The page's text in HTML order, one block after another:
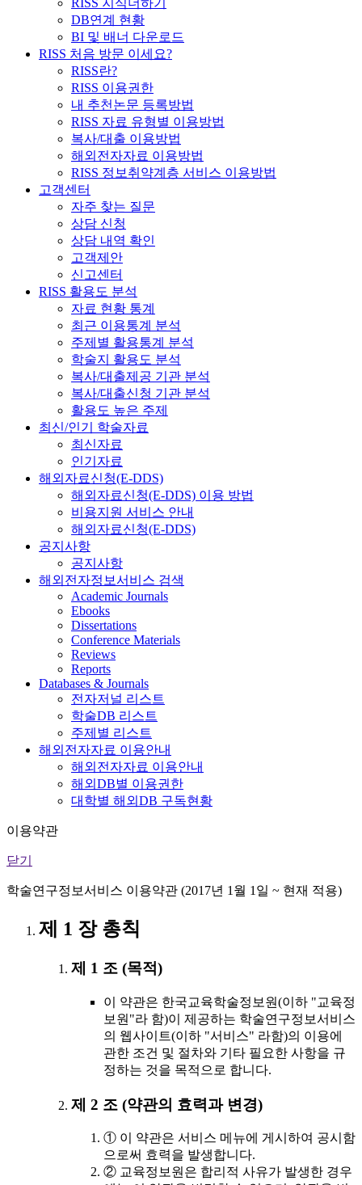
RISS 지식더하기
DB연계 현황
BI 및 배너 다운로드
RISS 처음 방문 이세요?
RISS란?
RISS 이용권한
내 추천논문 등록방법
RISS 자료 유형별 이용방법
복사/대출 이용방법
해외전자자료 이용방법
RISS 정보취약계층 서비스 이용방법
고객센터
자주 찾는 질문
상담 신청
상담 내역 확인
고객제안
신고센터
RISS 활용도 분석
자료 현황 통계
최근 이용통계 분석
주제별 활용통계 분석
학술지 활용도 분석
복사/대출제공 기관 분석
복사/대출신청 기관 분석
활용도 높은 주제
최신/인기 학술자료
최신자료
인기자료
해외자료신청(E-DDS)
해외자료신청(E-DDS) 이용 방법
비용지원 서비스 안내
해외자료신청(E-DDS)
공지사항
공지사항
해외전자정보서비스 검색
Academic Journals
Ebooks
Dissertations
Conference Materials
Reviews
Reports
Databases & Journals
전자저널 리스트
학술DB 리스트
주제별 리스트
해외전자자료 이용안내
해외전자자료 이용안내
해외DB별 이용권한
대학별 해외DB 구독현황
이용약관
닫기
학술연구정보서비스 이용약관 (2017년 1월 1일 ~ 현재 적용)
제 1 장 총칙
제 1 조 (목적)
이 약관은 한국교육학술정보원(이하 "교육정
보원"라 함)이 제공하는 학술연구정보서비스
의 웹사이트(이하 "서비스" 라함)의 이용에
관한 조건 및 절차와 기타 필요한 사항을 규
정하는 것을 목적으로 합니다.
제 2 조 (약관의 효력과 변경)
① 이 약관은 서비스 메뉴에 게시하여 공시함
으로써 효력을 발생합니다.
② 교육정보원은 합리적 사유가 발생한 경우